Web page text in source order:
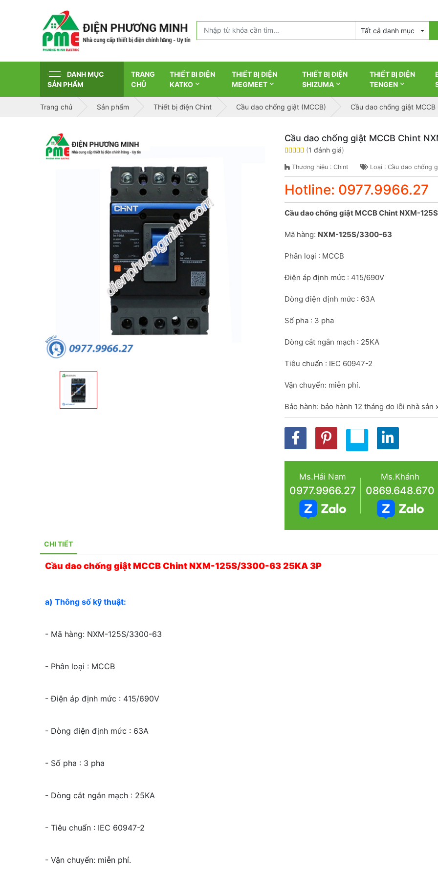
Tất cả danh mục
DANH MỤC
SẢN PHẨM
TRANG
CHỦ
THIẾT BI ĐIỆN
KATKO
THIẾT BỊ ĐIỆN
MEGMEET
THIẾT BỊ ĐIỆN
SHIZUMA
THIẾT BỊ ĐIỆN
TENGEN
Trang chủ Sản phẩm Thiết bị điện Chint Cầu dao chống giật (MCCB) Cầu dao chống giật
Cầu dao chống giật MCCB Chint
(1 đánh giá)
Thương hiệu : Chint Loại : Cầu dao chống
Hotline: 0977.9966.27
Cầu dao chống giật MCCB Chint NXM-
Mã hàng: NXM-125S/3300-63
Phân loại : MCCB
Điện áp định mức : 415/690V
Dòng điện định mức : 63A
Số pha : 3 pha
Dòng cắt ngắn mạch : 25KA
Tiêu chuẩn : IEC 60947-2
Vận chuyển: miễn phí.
Bảo hành: bảo hành 12 tháng do lỗi nhà sản
Ms.Hải Nam
0977.9966.27
Ms.Khánh
0869.648.670
CHI TIẾT
Cầu dao chống giật MCCB Chint NXM-125S/3300-63 25KA 3P
a) Thông số kỹ thuật:
- Mã hàng: NXM-125S/3300-63
- Phân loại : MCCB
- Điện áp định mức : 415/690V
- Dòng điện định mức : 63A
- Số pha : 3 pha
- Dòng cắt ngắn mạch : 25KA
- Tiêu chuẩn : IEC 60947-2
- Vận chuyển: miễn phí.